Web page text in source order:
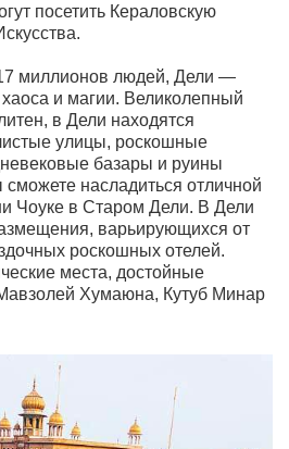
посетить Кераловскую
миллионов людей, Дели —
и магии. Великолепный
в Дели находятся
улицы, роскошные
базары и руины
насладиться отличной
Чоуке в Старом Дели. В Дели
варьирующихся от
роскошных отелей.
места, достойные
Хумаюна, Кутуб Минар